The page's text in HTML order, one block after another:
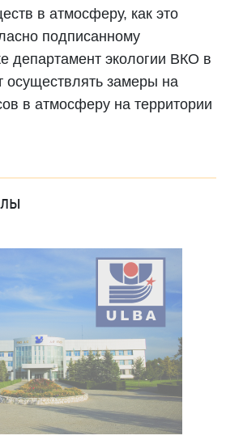
в атмосферу, как это
подписанному
департамент экологии ВКО в
замеры на
в атмосферу на территории